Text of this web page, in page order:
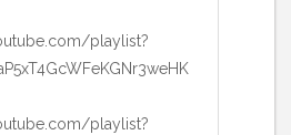
playlist?
playlist?